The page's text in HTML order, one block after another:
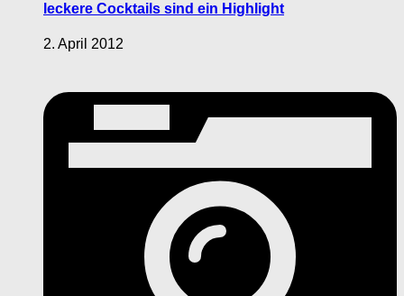
leckere Cocktails sind ein Highlight
2. April 2012